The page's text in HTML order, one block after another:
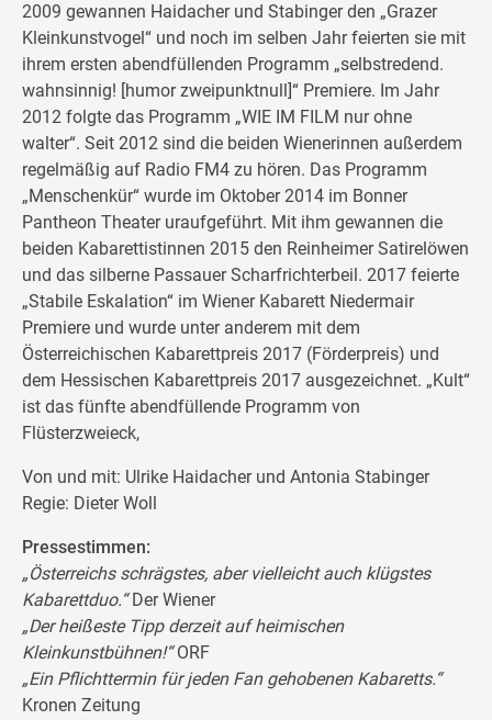
2009 gewannen Haidacher und Stabinger den „Grazer
Kleinkunstvogel“ und noch im selben Jahr feierten sie mit
ihrem ersten abendfüllenden Programm „selbstredend.
wahnsinnig! [humor zweipunktnull]“ Premiere. Im Jahr
2012 folgte das Programm „WIE IM FILM nur ohne
walter“. Seit 2012 sind die beiden Wienerinnen außerdem
regelmäßig auf Radio FM4 zu hören. Das Programm
„Menschenkür“ wurde im Oktober 2014 im Bonner
Pantheon Theater uraufgeführt. Mit ihm gewannen die
beiden Kabarettistinnen 2015 den Reinheimer Satirelöwen
und das silberne Passauer Scharfrichterbeil. 2017 feierte
„Stabile Eskalation“ im Wiener Kabarett Niedermair
Premiere und wurde unter anderem mit dem
Österreichischen Kabarettpreis 2017 (Förderpreis) und
dem Hessischen Kabarettpreis 2017 ausgezeichnet. „Kult“
ist das fünfte abendfüllende Programm von
Flüsterzweieck,
Von und mit: Ulrike Haidacher und Antonia Stabinger
Regie: Dieter Woll
Pressestimmen:
„Österreichs schrägstes, aber vielleicht auch klügstes
Kabarettduo.“Der Wiener
„Der heißeste Tipp derzeit auf heimischen
Kleinkunstbühnen!“ORF
„Ein Pflichttermin für jeden Fan gehobenen Kabaretts.“
Kronen Zeitung